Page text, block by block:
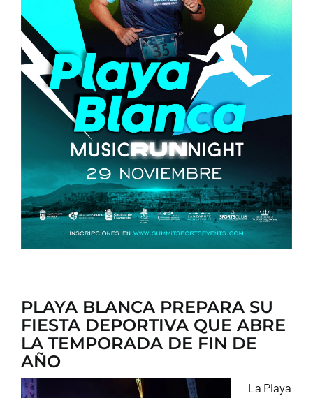
PLAYA BLANCA PREPARA SU
FIESTA DEPORTIVA QUE ABRE
LA TEMPORADA DE FIN DE
AÑO
La Playa